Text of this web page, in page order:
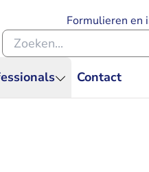
Contact
Formulieren en
Zoeken binnen de Rechtspraak